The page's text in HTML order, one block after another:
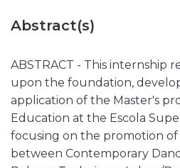
Abstract(s)
ABSTRACT - This internship
upon the foundation,
application of the Master's
Education at the Escola
focusing on the promotion
between Contemporary